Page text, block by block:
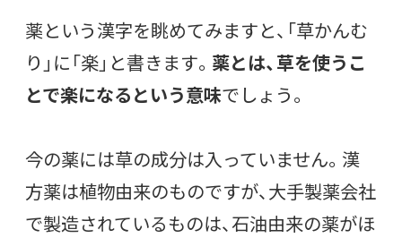
薬という漢字を眺めてみますと、「草かんむ
り」に「楽」と書きます。 薬とは、草を使うこ
とで楽になるという意味でしょう。
今の薬には草の成分は入っていません。漢
方薬は植物由来のものですが、大手製薬会社
で製造されているものは、石油由来の薬がほ